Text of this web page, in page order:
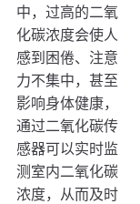
农业种植
工业生产
五、使用举例
数据采集
定时控制
告警通知
智能联动
中，过高的二氧
化碳浓度会使人
感到困倦、注意
力不集中，甚至
影响身体健康，
通过二氧化碳传
感器可以实时监
测室内二氧化碳
浓度，从而及时